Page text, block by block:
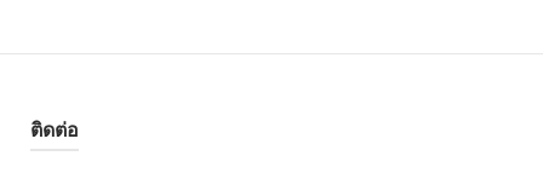
ติดต่อ